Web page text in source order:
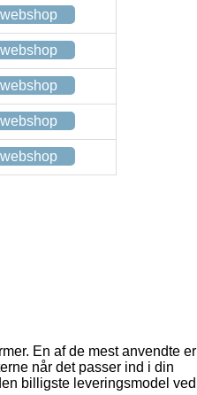
En af de mest anvendte er
når det passer ind i din
billigste leveringsmodel ved